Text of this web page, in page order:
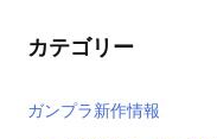
カテゴリー
ガンプラ新作情報